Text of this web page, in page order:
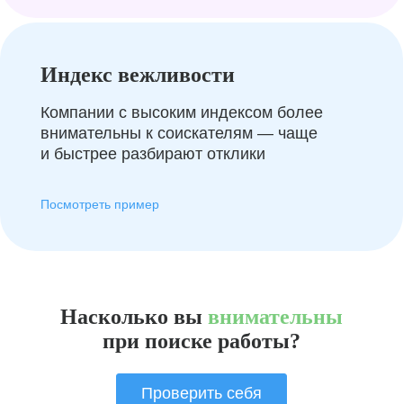
Индекс вежливости
Компании с высоким индексом более
внимательны к соискателям — чаще
и быстрее разбирают отклики
Посмотреть пример
Насколько вы внимательны
при поиске работы?
Проверить себя